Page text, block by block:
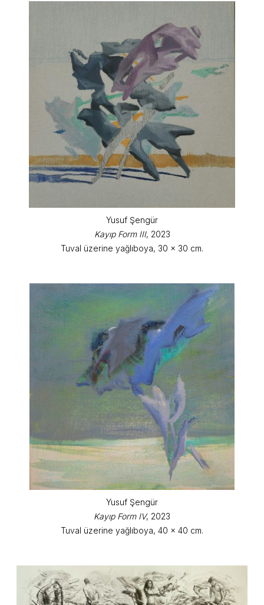
Yusuf Şengür
Kayıp Form III, 2023
Tuval üzerine yağlıboya, 30 x 30 cm.
Yusuf Şengür
Kayıp Form IV, 2023
Tuval üzerine yağlıboya, 40 x 40 cm.